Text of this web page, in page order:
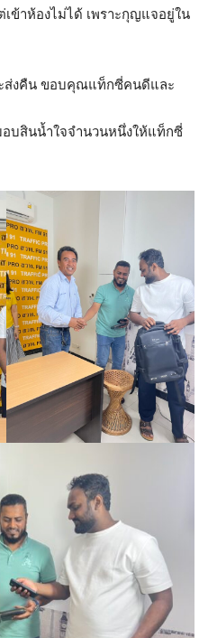
ข้าห้องไม่ได้ เพราะกุญแจอยู่ใน
ส่งคืน ขอบคุณแท็กซี่คนดีและ
บสินน้ำใจจำนวนหนึ่งให้แท็กซี่